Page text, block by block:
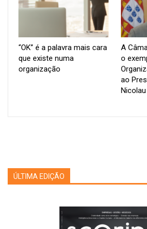
as manhãs, sem imagens dos pratos a
da qualidade dos restaurantes ser posta
visualidade destes elementos já
tanto da qualidade como da dedicação
com a sua comida ou serviços.
O mesmo princípio pode ser aplicado a
ou atividade. A utilização devida do
Características do Design de
As vantagens que o Design de
resultados, existem várias características
consideração. Algumas das mais
“OK” é a palavra mais cara
que existe numa
organização
A
o
ao
Nicolau
ÚLTIMA EDIÇÃO